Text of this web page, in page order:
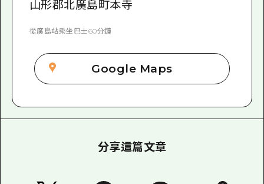
山形郡北廣島町本寺
從廣島站乘坐巴士60分鐘
Google Maps
分享這篇文章